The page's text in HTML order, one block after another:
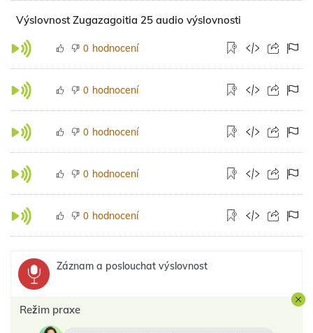
Výslovnost Zugazagoitia 25 audio výslovnosti
0 hodnocení
0 hodnocení
0 hodnocení
0 hodnocení
0 hodnocení
Záznam a poslouchat výslovnost
Režim praxe